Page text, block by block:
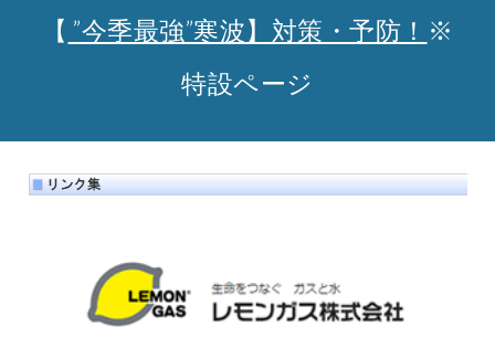
【 ”今季最強”寒波】対策・予防！ ※
特設ページ